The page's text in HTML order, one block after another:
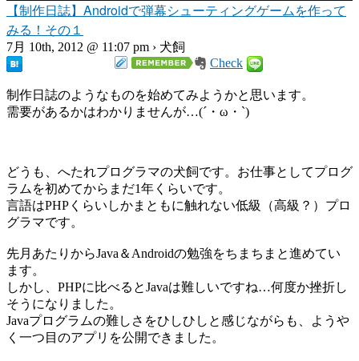
【制作日誌】Androidで弾幕シューティングゲームを作って
みる！その１
7月 10th, 2012 @ 11:07 pm › 犬飼
Check
制作日誌のようなものを始めてみようかと思います。
需要があるかはわかりませんが…(´・ω・`)
どうも、へたれプログラマの犬飼です。お仕事としてプログ
ラムを初めてからまだ1年くらいです。
言語はPHPくらいしかまともに触れない低級（高級？）プロ
グラマです。
先月あたりからJava＆Androidの勉強をちまちまと進めてい
ます。
しかし、PHPに比べるとJavaは難しいですね…何度か挫折し
そうになりました。
Javaプログラムの難しさをひしひしと感じながらも、ようや
く一つ目のアプリを公開できました。